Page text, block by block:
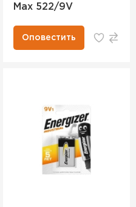
Max 522/9V
Оповестить